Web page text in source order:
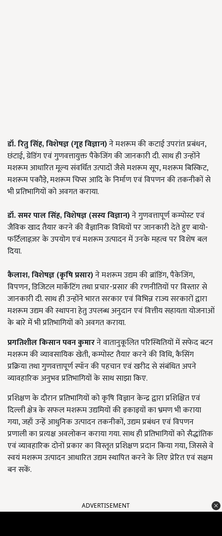
डॉ. रितु सिंह,विशेषज्ञ (गृह विज्ञान)ने मशरूम की कटाई उपरांत प्रबंधन,
छंटाई, ग्रेडिंग एवं गुणवत्तायुक्त पैकेजिंग की जानकारी दी. साथ ही उन्होंने
मशरूम आधारित मूल्य संवर्धित उत्पादों जैसे मशरूम सूप, मशरूम बिस्किट,
मशरूम पकौड़े, मशरूम चिप्स आदि के निर्माण एवं विपणन की तकनीकों से
भी प्रतिभागियों को अवगत कराया.
डॉ. समर पाल सिंह,विशेषज्ञ (सस्य विज्ञान)ने गुणवत्तापूर्ण कम्पोस्ट एवं
जैविक खाद तैयार करने की वैज्ञानिक विधियों पर जानकारी देते हुए बायो-
फर्टिलाइज़र के उपयोग एवं मशरूम उत्पादन में उनके महत्व पर विशेष बल
दिया.
कैलाश,विशेषज्ञ (कृषि प्रसार)ने मशरूम उद्यम की ब्रांडिंग, पैकेजिंग,
विपणन, डिजिटल मार्केटिंग तथा प्रचार-प्रसार की रणनीतियों पर विस्तार से
जानकारी दी. साथ ही उन्होंने भारत सरकार एवं विभिन्न राज्य सरकारों द्वारा
मशरूम उद्यम की स्थापना हेतु उपलब्ध अनुदान एवं वित्तीय सहायता योजनाओं
के बारे में भी प्रतिभागियों को अवगत कराया.
प्रगतिशील किसानपवन कुमारने वातानुकूलित परिस्थितियों में सफेद बटन
मशरूम की व्यावसायिक खेती, कम्पोस्ट तैयार करने की विधि, कैसिंग
प्रक्रिया तथा गुणवत्तापूर्ण स्पॉन की पहचान एवं खरीद से संबंधित अपने
व्यावहारिक अनुभव प्रतिभागियों के साथ साझा किए.
प्रशिक्षण के दौरान प्रतिभागियों को कृषि विज्ञान केन्द्र द्वारा प्रशिक्षित एवं
दिल्ली क्षेत्र के सफल मशरूम उद्यमियों की इकाइयों का भ्रमण भी कराया
गया, जहाँ उन्हें आधुनिक उत्पादन तकनीकों, उद्यम प्रबंधन एवं विपणन
प्रणाली का प्रत्यक्ष अवलोकन कराया गया. साथ ही प्रतिभागियों को सैद्धांतिक
एवं व्यावहारिक दोनों प्रकार का विस्तृत प्रशिक्षण प्रदान किया गया, जिससे वे
स्वयं मशरूम उत्पादन आधारित उद्यम स्थापित करने के लिए प्रेरित एवं सक्षम
बन सकें.
ADVERTISEMENT